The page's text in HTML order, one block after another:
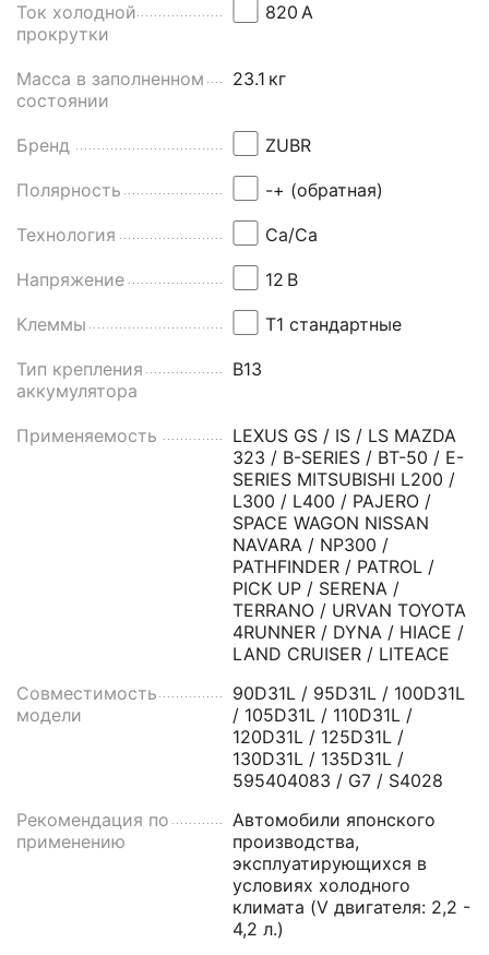
Ток холодной
прокрутки
820 А
Масса в заполненном
состоянии
23.1 кг
Бренд ZUBR
Полярность -+ (обратная)
Технология Ca/Ca
Напряжение 12 В
Клеммы Т1 стандартные
Тип крепления
аккумулятора
B13
Применяемость
LEXUS GS / IS / LS MAZDA
323 / B-SERIES / BT-50 / E-
SERIES MITSUBISHI L200 /
L300 / L400 / PAJERO /
SPACE WAGON NISSAN
NAVARA / NP300 /
PATHFINDER / PATROL /
PICK UP / SERENA /
TERRANO / URVAN TOYOTA
4RUNNER / DYNA / HIACE /
LAND CRUISER / LITEACE
Совместимость
модели
90D31L / 95D31L / 100D31L
/ 105D31L / 110D31L /
120D31L / 125D31L /
130D31L / 135D31L /
595404083 / G7 / S4028
Рекомендация по
применению
Автомобили японского
производства,
эксплуатирующихся в
условиях холодного
климата (V двигателя: 2,2 -
4,2 л.)